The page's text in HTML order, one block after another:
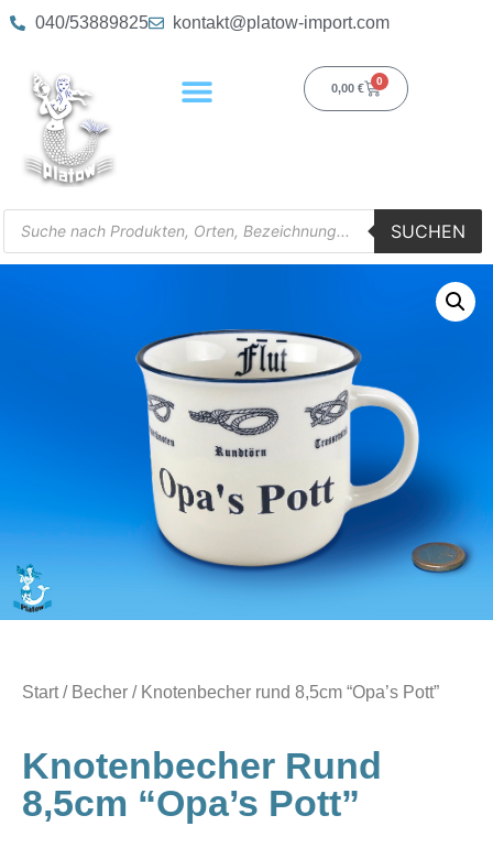
040/53889825 kontakt@platow-import.com
0,00 €
0
SUCHEN
Start/ Becher / Knotenbecher rund 8,5cm “Opa’s Pott”
Knotenbecher Rund
8,5cm “Opa’s Pott”